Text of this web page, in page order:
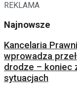
REKLAMA
Najnowsze
Kancelaria
wprowadza
drodze – koniec
sytuacjach